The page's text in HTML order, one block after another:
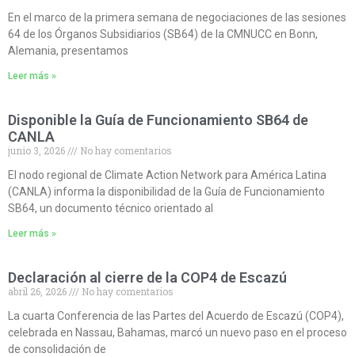
En el marco de la primera semana de negociaciones de las sesiones
64 de los Órganos Subsidiarios (SB64) de la CMNUCC en Bonn,
Alemania, presentamos
Leer más »
Disponible la Guía de Funcionamiento SB64 de
CANLA
junio 3, 2026
No hay comentarios
El nodo regional de Climate Action Network para América Latina
(CANLA) informa la disponibilidad de la Guía de Funcionamiento
SB64, un documento técnico orientado al
Leer más »
Declaración al cierre de la COP4 de Escazú
abril 26, 2026
No hay comentarios
La cuarta Conferencia de las Partes del Acuerdo de Escazú (COP4),
celebrada en Nassau, Bahamas, marcó un nuevo paso en el proceso
de consolidación de